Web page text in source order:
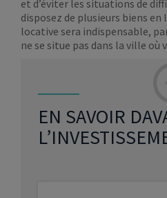
et d’éviter les situations de
disposez de plusieurs biens
locative sera indispensable,
ne se situe pas dans la ville où
EN SAVOIR